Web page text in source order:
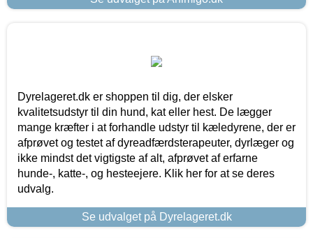
Dyrelageret.dk er shoppen til dig, der elsker
kvalitetsudstyr til din hund, kat eller hest. De lægger
mange kræfter i at forhandle udstyr til kæledyrene, der er
afprøvet og testet af dyreadfærdsterapeuter, dyrlæger og
ikke mindst det vigtigste af alt, afprøvet af erfarne
hunde-, katte-, og hesteejere. Klik her for at se deres
udvalg.
Se udvalget på Dyrelageret.dk